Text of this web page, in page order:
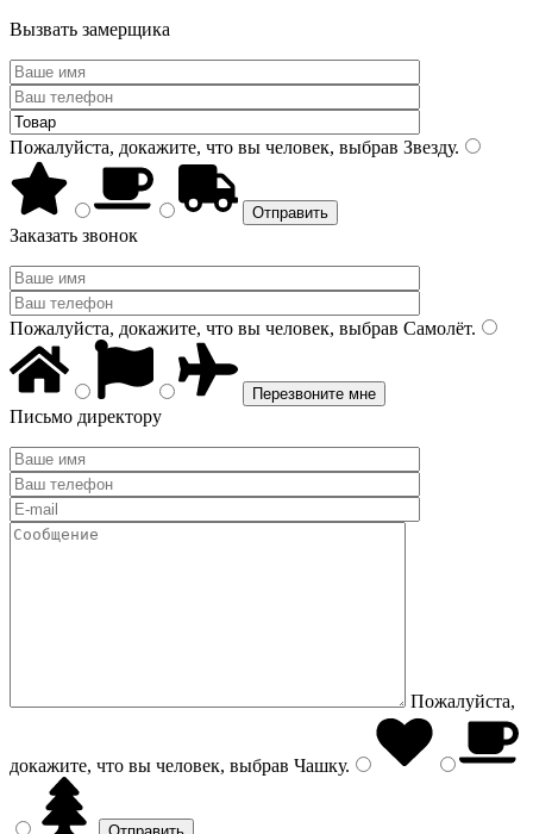
Вызвать замерщика
Пожалуйста, докажите, что вы человек, выбрав Звезду.
Заказать звонок
Пожалуйста, докажите, что вы человек, выбрав Самолёт.
Письмо директору
Пожалуйста,
докажите, что вы человек, выбрав Чашку.